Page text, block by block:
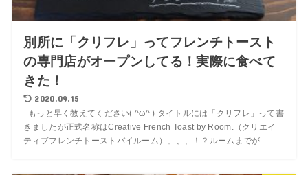
別所に「クリフレ」ってフレンチトースト
の専門店がオープンしてる！実際に食べて
きた！
2020.09.15
もっと早く教えてください( ^ω^ ) タイトルには「クリフレ」って書
きましたが正式名称はCreative French Toast by Room.（クリエイ
ティブフレンチトーストバイルーム）」、、！？ルームまでが...